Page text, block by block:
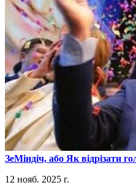
​ЗеМіндіч, або Як відрізати
12 нояб. 2025 г.